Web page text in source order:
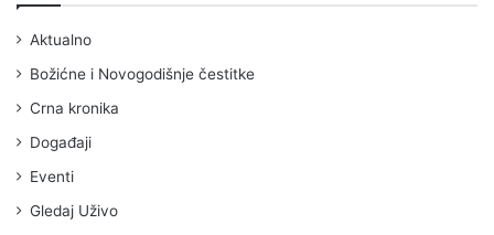
Aktualno
Božićne i Novogodišnje čestitke
Crna kronika
Događaji
Eventi
Gledaj Uživo